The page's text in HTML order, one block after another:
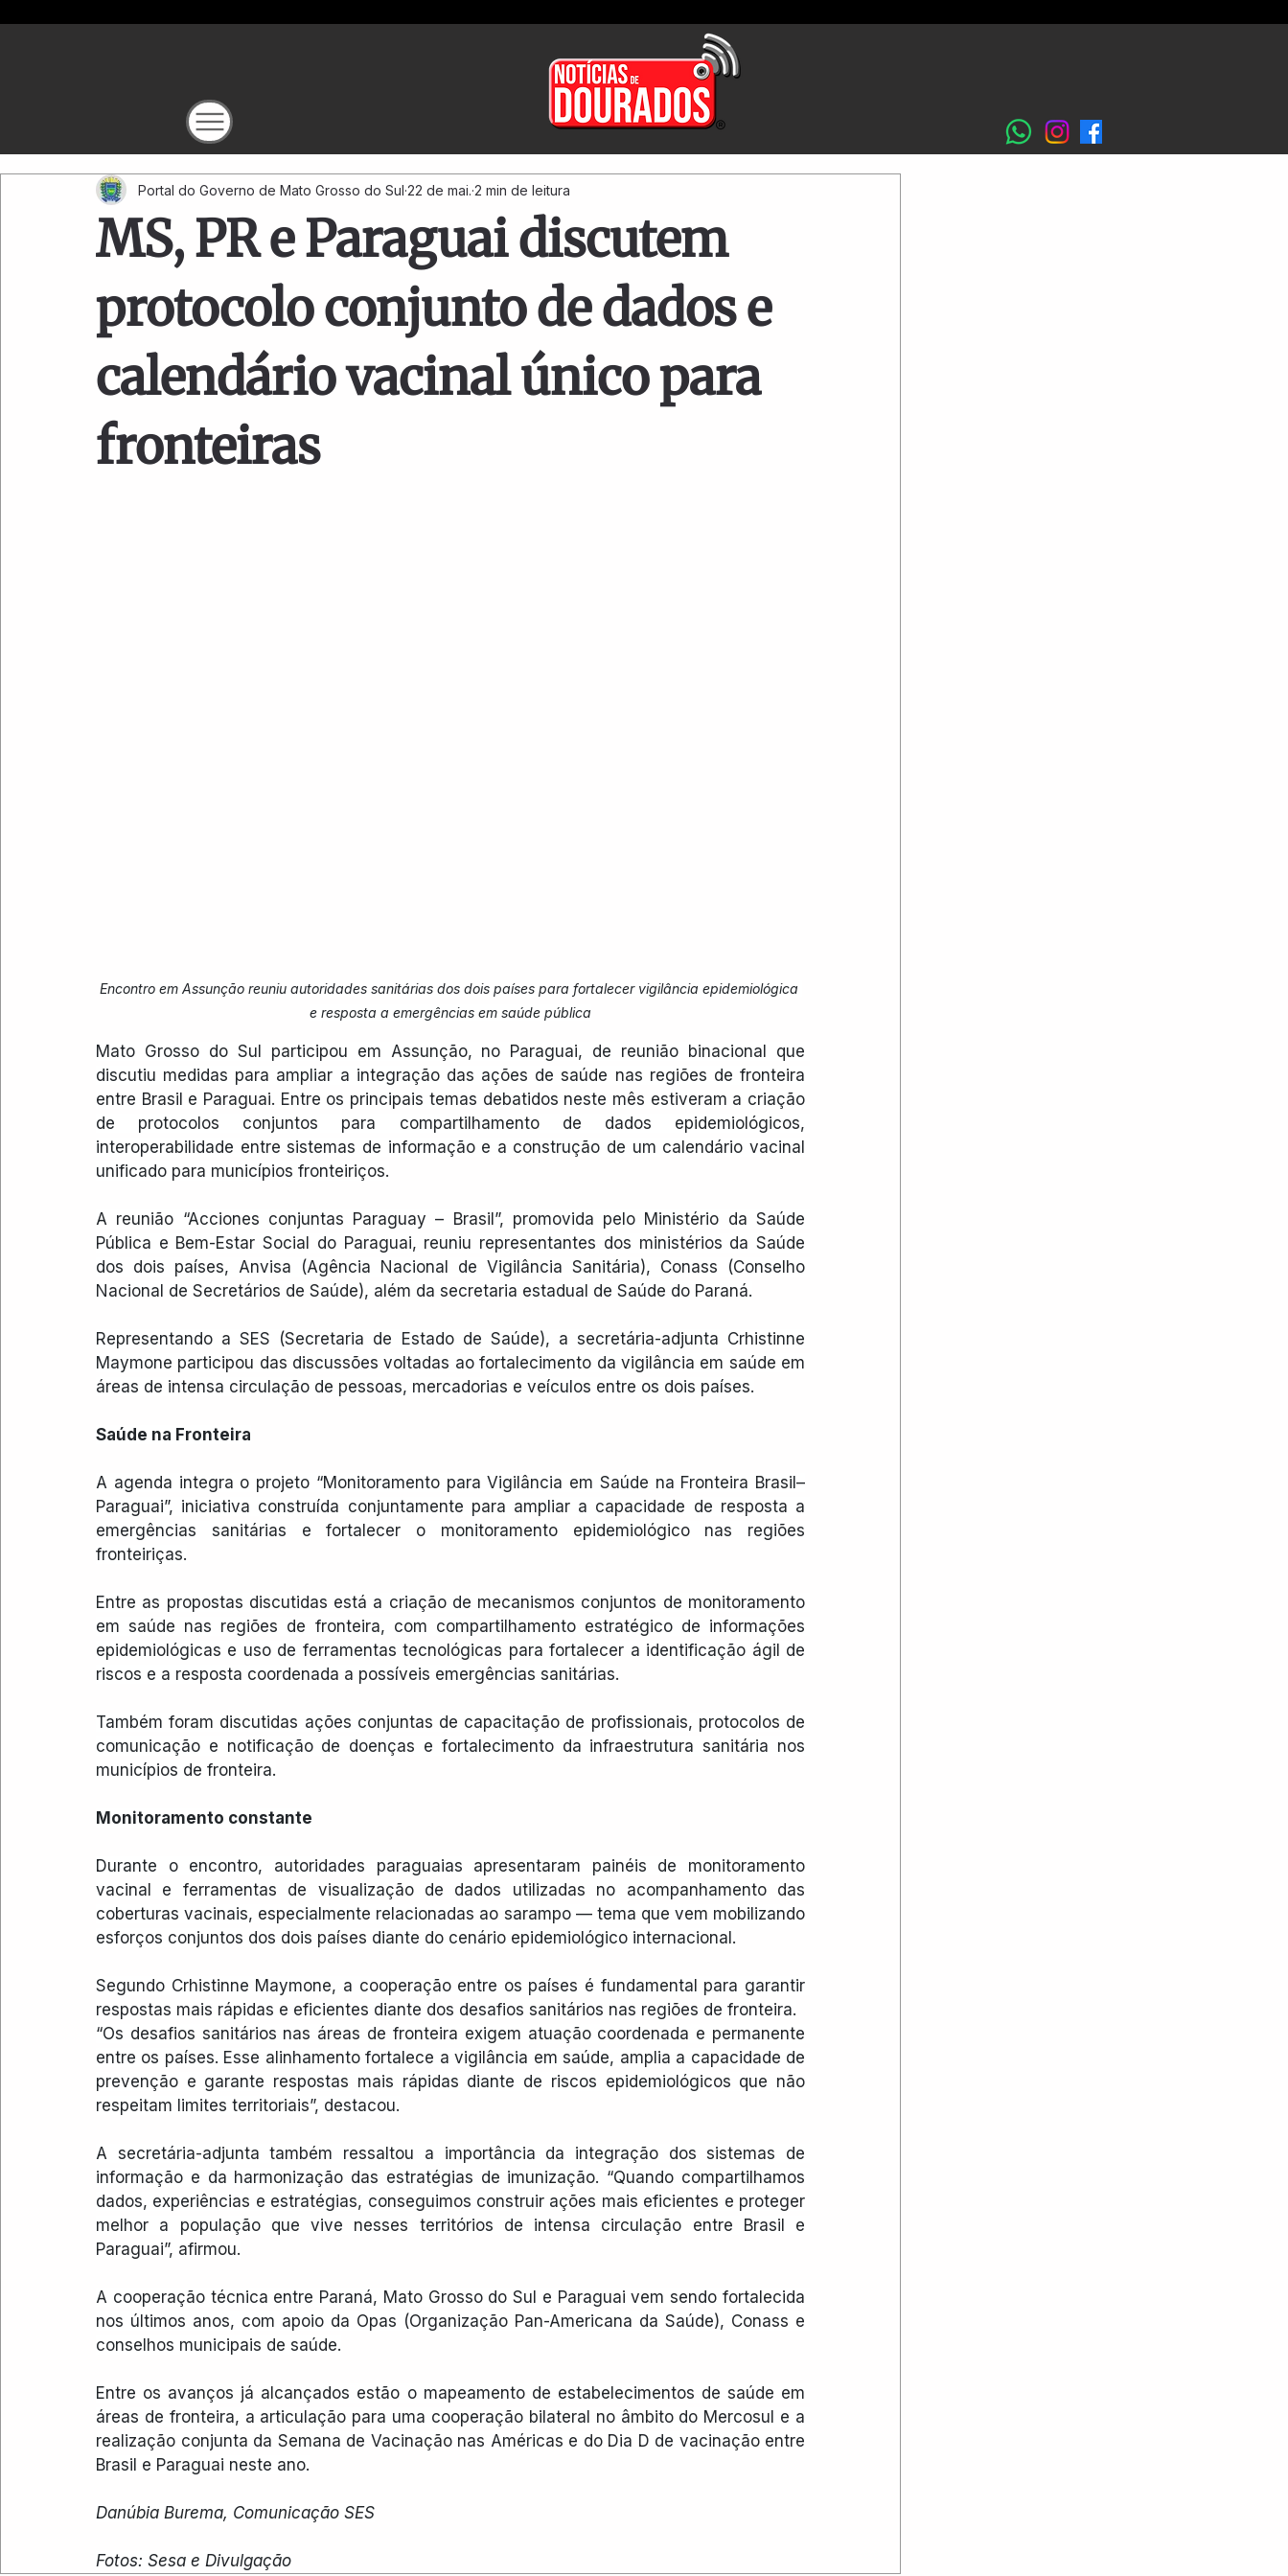
MS, PR e Paraguai discutem
protocolo conjunto de dados e
calendário vacinal único para
fronteiras
Portal do Governo de Mato Grosso do Sul 22 de mai. 2 min de leitura
Encontro em Assunção reuniu autoridades sanitárias dos dois países para fortalecer vigilância epidemiológica
e resposta a emergências em saúde pública
Mato Grosso do Sul participou em Assunção, no Paraguai, de reunião binacional que
discutiu medidas para ampliar a integração das ações de saúde nas regiões de fronteira
entre Brasil e Paraguai. Entre os principais temas debatidos neste mês estiveram a criação
de protocolos conjuntos para compartilhamento de dados epidemiológicos,
interoperabilidade entre sistemas de informação e a construção de um calendário vacinal
unificado para municípios fronteiriços.
A reunião “Acciones conjuntas Paraguay – Brasil”, promovida pelo Ministério da Saúde
Pública e Bem-Estar Social do Paraguai, reuniu representantes dos ministérios da Saúde
dos dois países, Anvisa (Agência Nacional de Vigilância Sanitária), Conass (Conselho
Nacional de Secretários de Saúde), além da secretaria estadual de Saúde do Paraná.
Representando a SES (Secretaria de Estado de Saúde), a secretária-adjunta Crhistinne
Maymone participou das discussões voltadas ao fortalecimento da vigilância em saúde em
áreas de intensa circulação de pessoas, mercadorias e veículos entre os dois países.
Saúde na Fronteira
A agenda integra o projeto “Monitoramento para Vigilância em Saúde na Fronteira Brasil–
Paraguai”, iniciativa construída conjuntamente para ampliar a capacidade de resposta a
emergências sanitárias e fortalecer o monitoramento epidemiológico nas regiões
fronteiriças.
Entre as propostas discutidas está a criação de mecanismos conjuntos de monitoramento
em saúde nas regiões de fronteira, com compartilhamento estratégico de informações
epidemiológicas e uso de ferramentas tecnológicas para fortalecer a identificação ágil de
riscos e a resposta coordenada a possíveis emergências sanitárias.
Também foram discutidas ações conjuntas de capacitação de profissionais, protocolos de
comunicação e notificação de doenças e fortalecimento da infraestrutura sanitária nos
municípios de fronteira.
Monitoramento constante
Durante o encontro, autoridades paraguaias apresentaram painéis de monitoramento
vacinal e ferramentas de visualização de dados utilizadas no acompanhamento das
coberturas vacinais, especialmente relacionadas ao sarampo — tema que vem mobilizando
esforços conjuntos dos dois países diante do cenário epidemiológico internacional.
Segundo Crhistinne Maymone, a cooperação entre os países é fundamental para garantir
respostas mais rápidas e eficientes diante dos desafios sanitários nas regiões de fronteira.
“Os desafios sanitários nas áreas de fronteira exigem atuação coordenada e permanente
entre os países. Esse alinhamento fortalece a vigilância em saúde, amplia a capacidade de
prevenção e garante respostas mais rápidas diante de riscos epidemiológicos que não
respeitam limites territoriais”, destacou.
A secretária-adjunta também ressaltou a importância da integração dos sistemas de
informação e da harmonização das estratégias de imunização. “Quando compartilhamos
dados, experiências e estratégias, conseguimos construir ações mais eficientes e proteger
melhor a população que vive nesses territórios de intensa circulação entre Brasil e
Paraguai”, afirmou.
A cooperação técnica entre Paraná, Mato Grosso do Sul e Paraguai vem sendo fortalecida
nos últimos anos, com apoio da Opas (Organização Pan-Americana da Saúde), Conass e
conselhos municipais de saúde.
Entre os avanços já alcançados estão o mapeamento de estabelecimentos de saúde em
áreas de fronteira, a articulação para uma cooperação bilateral no âmbito do Mercosul e a
realização conjunta da Semana de Vacinação nas Américas e do Dia D de vacinação entre
Brasil e Paraguai neste ano.
Danúbia Burema, Comunicação SES
Fotos: Sesa e Divulgação